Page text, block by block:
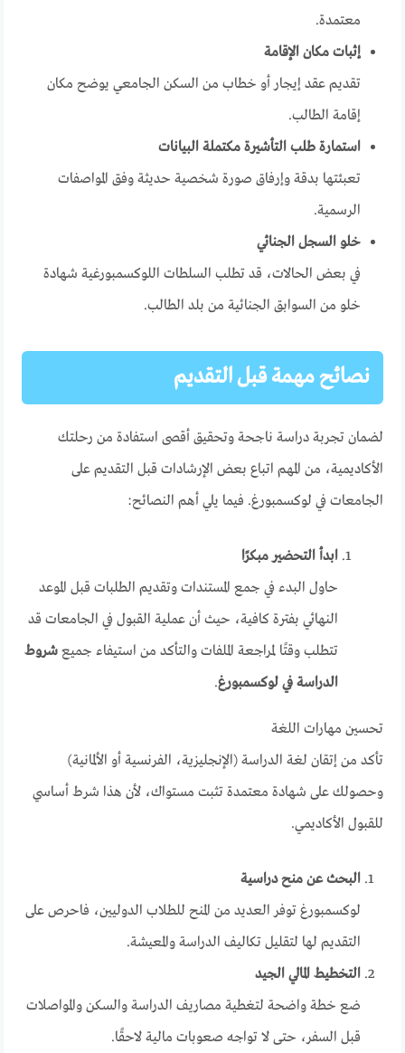
معتمدة.
إثبات مكان الإقامة
تقديم عقد إيجار أو خطاب من السكن الجامعي يوضح مكان
إقامة الطالب.
استمارة طلب التأشيرة مكتملة البيانات
تعبئتها بدقة وإرفاق صورة شخصية حديثة وفق المواصفات
الرسمية.
خلو السجل الجنائي
في بعض الحالات، قد تطلب السلطات اللوكسمبورغية شهادة
خلو من السوابق الجنائية من بلد الطالب.
نصائح مهمة قبل التقديم
لضمان تجربة دراسة ناجحة وتحقيق أقصى استفادة من رحلتك
الأكاديمية، من المهم اتباع بعض الإرشادات قبل التقديم على
الجامعات في لوكسمبورغ. فيما يلي أهم النصائح:
ابدأ التحضير مبكرًا
حاول البدء في جمع المستندات وتقديم الطلبات قبل الموعد
النهائي بفترة كافية، حيث أن عملية القبول في الجامعات قد
تتطلب وقتًا لمراجعة الملفات والتأكد من استيفاء جميعشروط
الدراسة في لوكسمبورغ.
تحسين مهارات اللغة
تأكد من إتقان لغة الدراسة (الإنجليزية، الفرنسية أو الألمانية)
وحصولك على شهادة معتمدة تثبت مستواك، لأن هذا شرط أساسي
للقبول الأكاديمي.
البحث عن منح دراسية
لوكسمبورغ توفر العديد من المنح للطلاب الدوليين، فاحرص على
التقديم لها لتقليل تكاليف الدراسة والمعيشة.
التخطيط المالي الجيد
ضع خطة واضحة لتغطية مصاريف الدراسة والسكن والمواصلات
قبل السفر، حتى لا تواجه صعوبات مالية لاحقًا.